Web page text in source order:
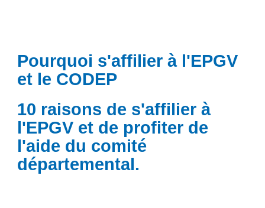
Pourquoi s'affilier à l'EPGV
et le CODEP
10 raisons de s'affilier à
l'EPGV et de profiter de
l'aide du comité
départemental.